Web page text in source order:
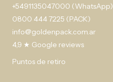
+5491135047000 (WhatsApp)
0800 444 7225 (PACK)
info@goldenpack.com.ar
4,9 ★ Google reviews
Puntos de retiro